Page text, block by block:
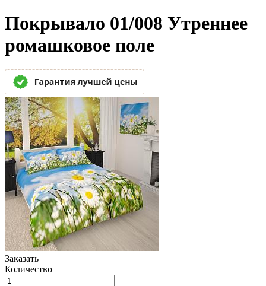
Покрывало 01/008 Утреннее
ромашковое поле
Заказать
Количество